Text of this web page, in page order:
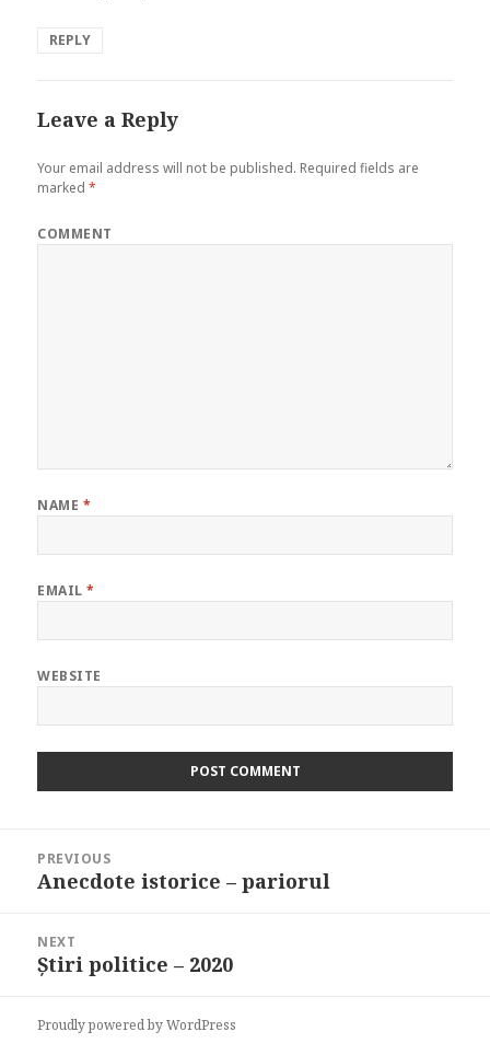
REPLY
Leave a Reply
Your email address will not be published. Required fields are
marked*
COMMENT
NAME *
EMAIL*
WEBSITE
navigation
PREVIOUS
Previous
Anecdote istorice – pariorul
NEXT
Next
Știri politice – 2020
Proudly powered by WordPress